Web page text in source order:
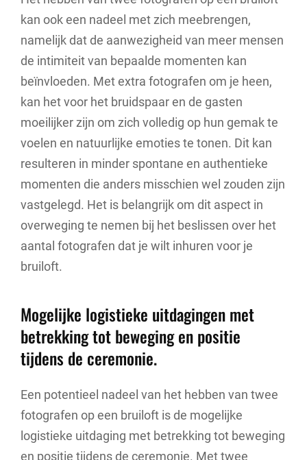
kan ook een nadeel met zich meebrengen,
namelijk dat de aanwezigheid van meer mensen
de intimiteit van bepaalde momenten kan
beïnvloeden. Met extra fotografen om je heen,
kan het voor het bruidspaar en de gasten
moeilijker zijn om zich volledig op hun gemak te
voelen en natuurlijke emoties te tonen. Dit kan
resulteren in minder spontane en authentieke
momenten die anders misschien wel zouden zijn
vastgelegd. Het is belangrijk om dit aspect in
overweging te nemen bij het beslissen over het
aantal fotografen dat je wilt inhuren voor je
bruiloft.
Mogelijke logistieke uitdagingen met
betrekking tot beweging en positie
tijdens de ceremonie.
Een potentieel nadeel van het hebben van twee
fotografen op een bruiloft is de mogelijke
logistieke uitdaging met betrekking tot beweging
en positie tijdens de ceremonie. Met twee